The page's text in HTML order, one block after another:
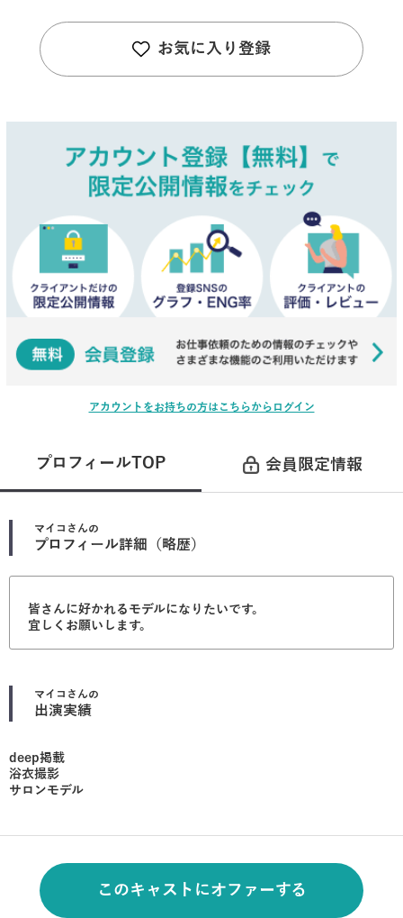
お気に入り登録
アカウントをお持ちの方はこちらからログイン
プロフィールTOP 会員限定情報
マイコ さんの
プロフィール詳細（略歴）
皆さんに好かれるモデルになりたいです。
宜しくお願いします。
マイコ さんの
出演実績
deep掲載
浴衣撮影
サロンモデル
このキャストにオファーする